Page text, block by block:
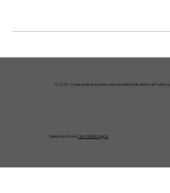
© 2026 - Todos os direitos reservados ao Instituto Brasileiro de Fluência
Desenvolvido por Listo Estúdio Digital